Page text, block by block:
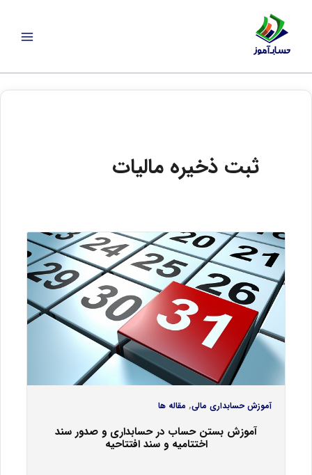
ثبت ذخیره مالیات
آموزش حسابداری مالی, مقاله ها
آموزش بستن حساب‎ در حسابداری و صدور سند
اختتامیه و سند افتتاحیه